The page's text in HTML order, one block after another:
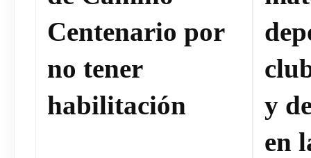
Centenario por
no tener
habilitación
y
en